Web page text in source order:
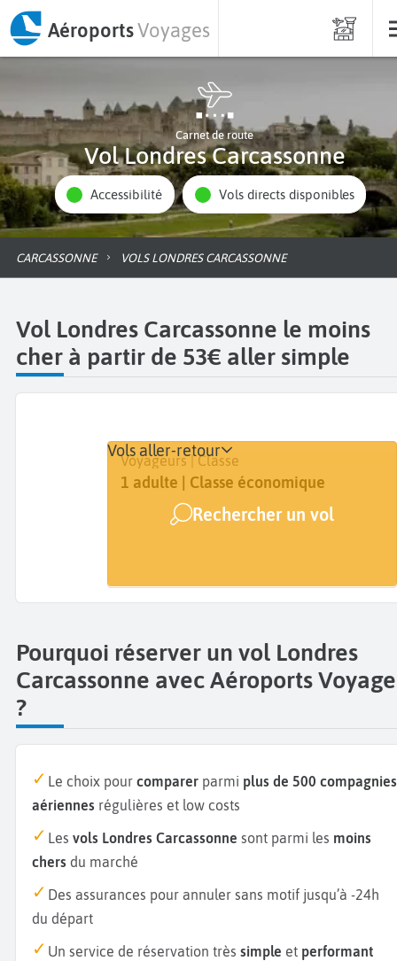
AéroportsVoyages
Carnet de route
Vol Londres Carcassonne
Accessibilité Vols directs disponibles
CARCASSONNE VOLS LONDRES CARCASSONNE
Vol Londres Carcassonne le moins
cher à partir de 53€ aller simple
Départ
Londres (LON)
Dates
Dates de votre voyage
Voyageurs | Classe
1 adulte | Classe économique
Rechercher un vol
Vols aller-retour
Pourquoi réserver un vol Londres
Carcassonne avec Aéroports
?
Le choix pour comparer parmi plus de 500 compagnies
aériennes régulières et low costs
Les vols Londres Carcassonne sont parmi les moins
chers du marché
Des assurances pour annuler sans motif jusqu’à -24h
du départ
Un service de réservation très simple et performant